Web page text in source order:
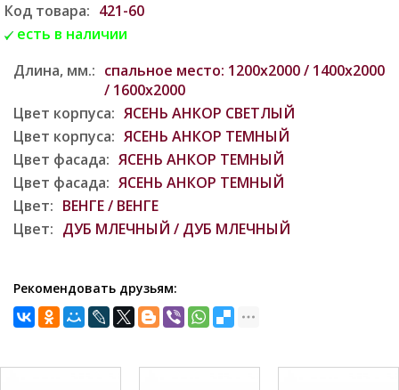
Код товара: 421-60
есть в наличии
Длина, мм.: спальное место: 1200х2000 / 1400х2000
/ 1600х2000
Цвет корпуса: ЯСЕНЬ АНКОР СВЕТЛЫЙ
Цвет корпуса: ЯСЕНЬ АНКОР ТЕМНЫЙ
Цвет фасада: ЯСЕНЬ АНКОР ТЕМНЫЙ
Цвет фасада: ЯСЕНЬ АНКОР ТЕМНЫЙ
Цвет: ВЕНГЕ / ВЕНГЕ
Цвет: ДУБ МЛЕЧНЫЙ / ДУБ МЛЕЧНЫЙ
Рекомендовать друзьям: